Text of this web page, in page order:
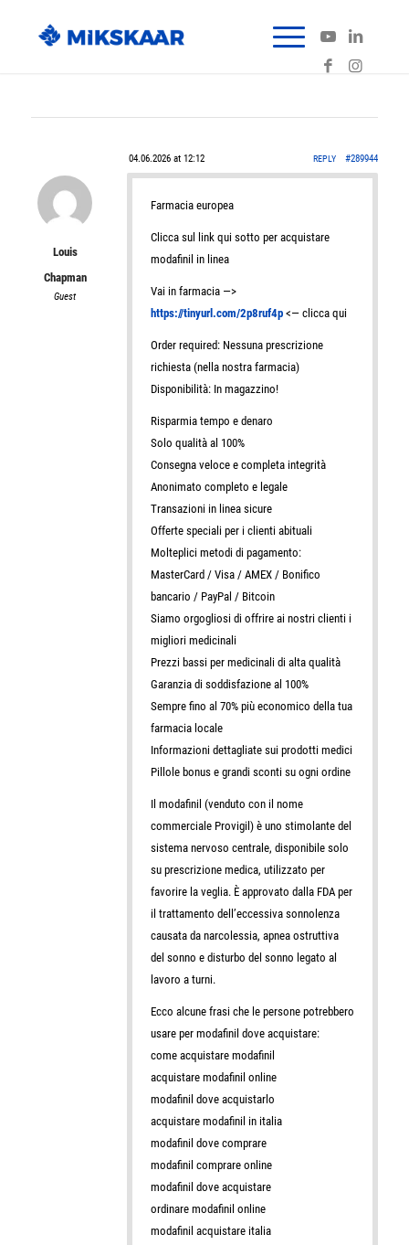
04.06.2026 at 12:12 #289944
REPLY
Louis
Chapman
Guest
Farmacia europea
Clicca sul link qui sotto per acquistare
modafinil in linea
Vai in farmacia —>
https://tinyurl.com/2p8ruf4p<— clicca qui
Order required: Nessuna prescrizione
richiesta (nella nostra farmacia)
Disponibilità: In magazzino!
Risparmia tempo e denaro
Solo qualità al 100%
Consegna veloce e completa integrità
Anonimato completo e legale
Transazioni in linea sicure
Offerte speciali per i clienti abituali
Molteplici metodi di pagamento:
MasterCard / Visa / AMEX / Bonifico
bancario / PayPal / Bitcoin
Siamo orgogliosi di offrire ai nostri clienti i
migliori medicinali
Prezzi bassi per medicinali di alta qualità
Garanzia di soddisfazione al 100%
Sempre fino al 70% più economico della tua
farmacia locale
Informazioni dettagliate sui prodotti medici
Pillole bonus e grandi sconti su ogni ordine
Il modafinil (venduto con il nome
commerciale Provigil) è uno stimolante del
sistema nervoso centrale, disponibile solo
su prescrizione medica, utilizzato per
favorire la veglia. È approvato dalla FDA per
il trattamento dell’eccessiva sonnolenza
causata da narcolessia, apnea ostruttiva
del sonno e disturbo del sonno legato al
lavoro a turni.
Ecco alcune frasi che le persone potrebbero
usare per modafinil dove acquistare:
come acquistare modafinil
acquistare modafinil online
modafinil dove acquistarlo
acquistare modafinil in italia
modafinil dove comprare
modafinil comprare online
modafinil dove acquistare
ordinare modafinil online
modafinil acquistare italia